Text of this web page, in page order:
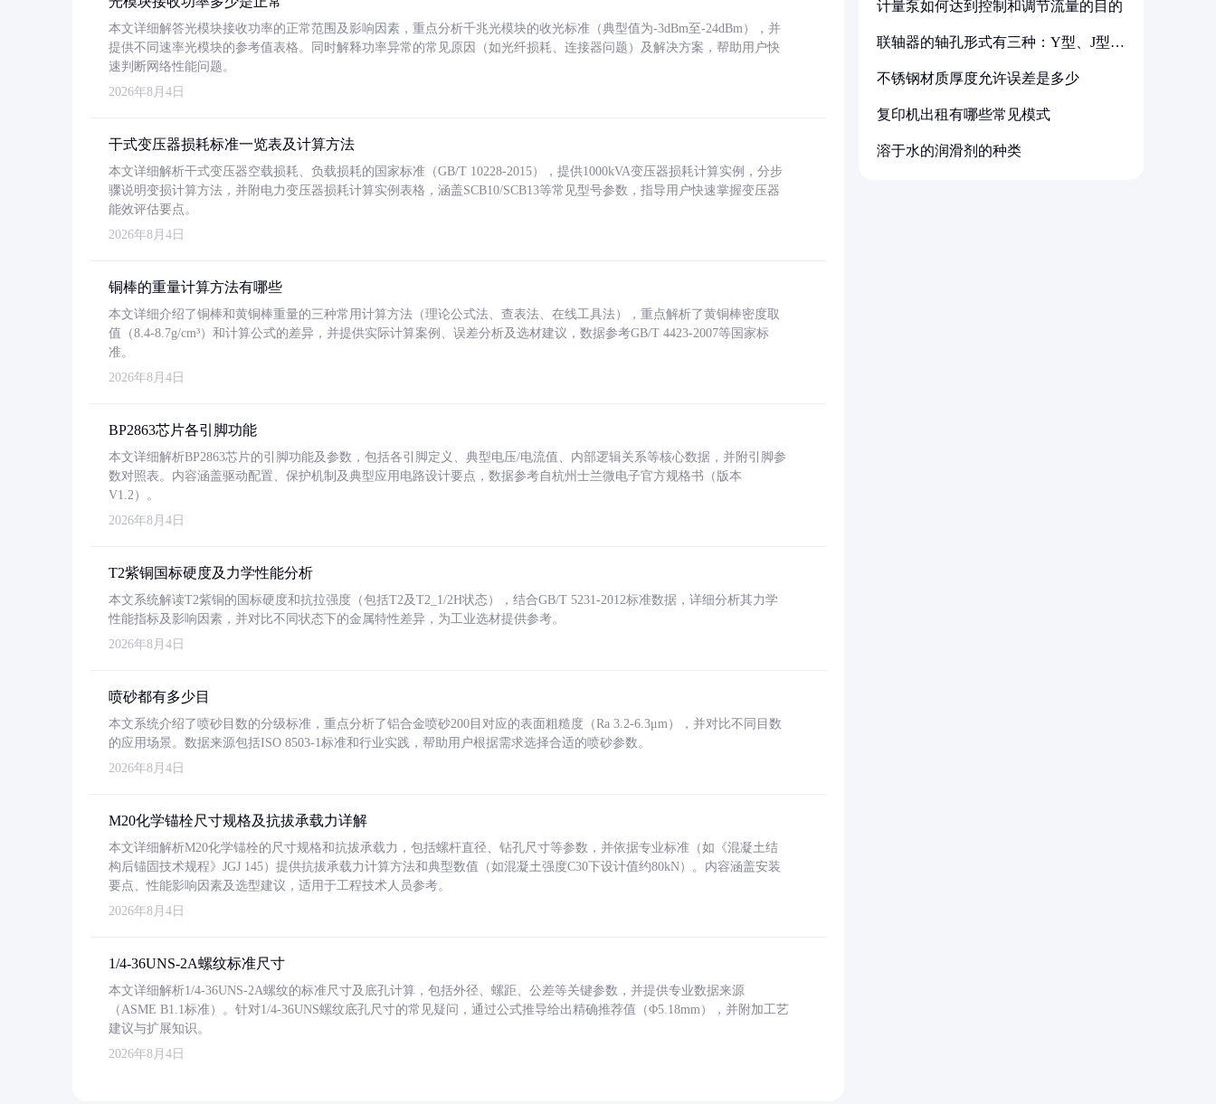
本文详细解答光模块接收功率的正常范围及影响因素，重点分析千兆光模块的收光标准（典型值为-3dBm至-24dBm），并
提供不同速率光模块的参考值表格。同时解释功率异常的常见原因（如光纤损耗、连接器问题）及解决方案，帮助用户快
速判断网络性能问题。
2026年8月4日
干式变压器损耗标准一览表及计算方法
本文详细解析干式变压器空载损耗、负载损耗的国家标准（GB/T 10228-2015），提供1000kVA变压器损耗计算实例，分步
骤说明变损计算方法，并附电力变压器损耗计算实例表格，涵盖SCB10/SCB13等常见型号参数，指导用户快速掌握变压器
能效评估要点。
2026年8月4日
铜棒的重量计算方法有哪些
本文详细介绍了铜棒和黄铜棒重量的三种常用计算方法（理论公式法、查表法、在线工具法），重点解析了黄铜棒密度取
值（8.4-8.7g/cm³）和计算公式的差异，并提供实际计算案例、误差分析及选材建议，数据参考GB/T 4423-2007等国家标
准。
2026年8月4日
BP2863芯片各引脚功能
本文详细解析BP2863芯片的引脚功能及参数，包括各引脚定义、典型电压/电流值、内部逻辑关系等核心数据，并附引脚参
数对照表。内容涵盖驱动配置、保护机制及典型应用电路设计要点，数据参考自杭州士兰微电子官方规格书（版本
V1.2）。
2026年8月4日
T2紫铜国标硬度及力学性能分析
本文系统解读T2紫铜的国标硬度和抗拉强度（包括T2及T2_1/2H状态），结合GB/T 5231-2012标准数据，详细分析其力学
性能指标及影响因素，并对比不同状态下的金属特性差异，为工业选材提供参考。
2026年8月4日
喷砂都有多少目
本文系统介绍了喷砂目数的分级标准，重点分析了铝合金喷砂200目对应的表面粗糙度（Ra 3.2-6.3μm），并对比不同目数
的应用场景。数据来源包括ISO 8503-1标准和行业实践，帮助用户根据需求选择合适的喷砂参数。
2026年8月4日
M20化学锚栓尺寸规格及抗拔承载力详解
本文详细解析M20化学锚栓的尺寸规格和抗拔承载力，包括螺杆直径、钻孔尺寸等参数，并依据专业标准（如《混凝土结
构后锚固技术规程》JGJ 145）提供抗拔承载力计算方法和典型数值（如混凝土强度C30下设计值约80kN）。内容涵盖安装
要点、性能影响因素及选型建议，适用于工程技术人员参考。
2026年8月4日
1/4-36UNS-2A螺纹标准尺寸
本文详细解析1/4-36UNS-2A螺纹的标准尺寸及底孔计算，包括外径、螺距、公差等关键参数，并提供专业数据来源
（ASME B1.1标准）。针对1/4-36UNS螺纹底孔尺寸的常见疑问，通过公式推导给出精确推荐值（Φ5.18mm），并附加工艺
建议与扩展知识。
2026年8月4日
计量泵如何达到控制和调节流量的目的
联轴器的轴孔形式有三种：Y型、J型、
不锈钢材质厚度允许误差是多少
复印机出租有哪些常见模式
溶于水的润滑剂的种类